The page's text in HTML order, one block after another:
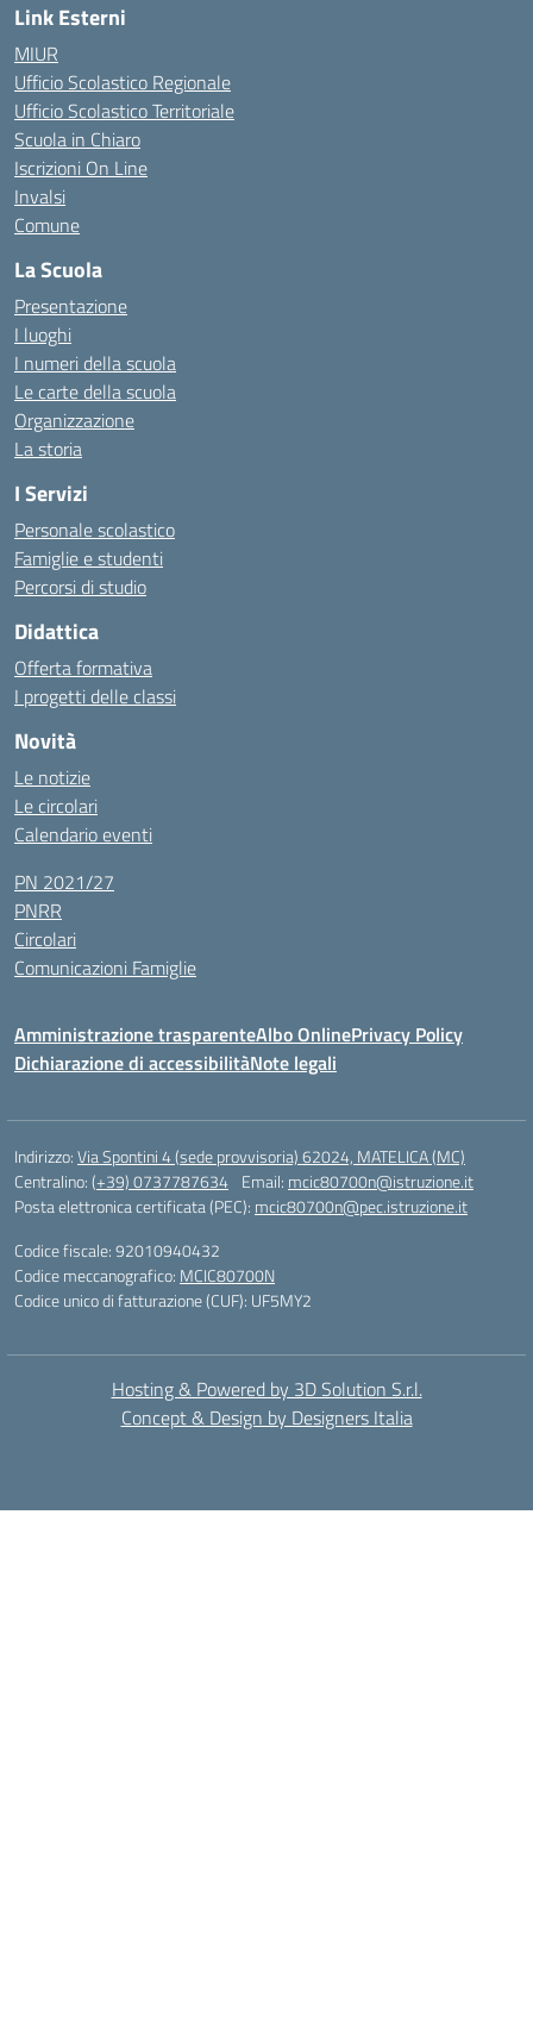
Link Esterni
MIUR
Ufficio Scolastico Regionale
Ufficio Scolastico Territoriale
Scuola in Chiaro
Iscrizioni On Line
Invalsi
Comune
La Scuola
Presentazione
I luoghi
I numeri della scuola
Le carte della scuola
Organizzazione
La storia
I Servizi
Personale scolastico
Famiglie e studenti
Percorsi di studio
Didattica
Offerta formativa
I progetti delle classi
Novità
Le notizie
Le circolari
Calendario eventi
PN 2021/27
PNRR
Circolari
Comunicazioni Famiglie
Amministrazione trasparenteAlbo OnlinePrivacy Policy
Dichiarazione di accessibilitàNote legali
Indirizzo:Via Spontini 4 (sede provvisoria) 62024, MATELICA (MC)
Centralino:(+39) 0737787634 Email: mcic80700n@istruzione.it
Posta elettronica certificata (PEC): mcic80700n@pec.istruzione.it
Codice fiscale: 92010940432
Codice meccanografico: MCIC80700N
Codice unico di fatturazione (CUF): UF5MY2
Hosting & Powered by 3D Solution S.r.l.
Concept & Design by Designers Italia